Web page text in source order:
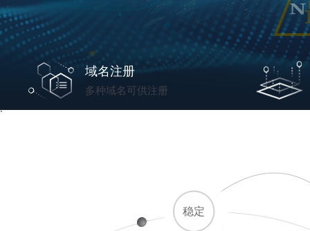
域名注册
多种域名可供注册
`
稳定